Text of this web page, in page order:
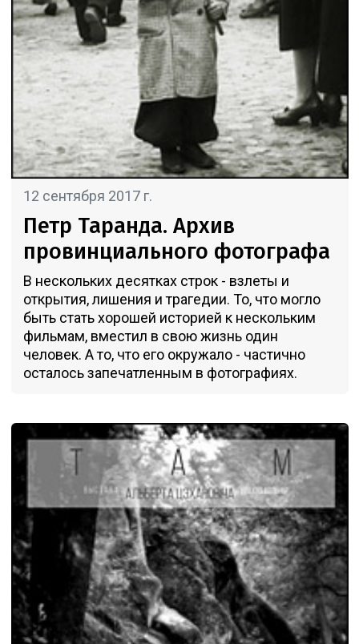
12 сентября 2017 г.
Петр Таранда. Архив
провинциального фотографа
В нескольких десятках строк - взлеты и
открытия, лишения и трагедии. То, что могло
быть стать хорошей историей к нескольким
фильмам, вместил в свою жизнь один
человек. А то, что его окружало - частично
осталось запечатленным в фотографиях.